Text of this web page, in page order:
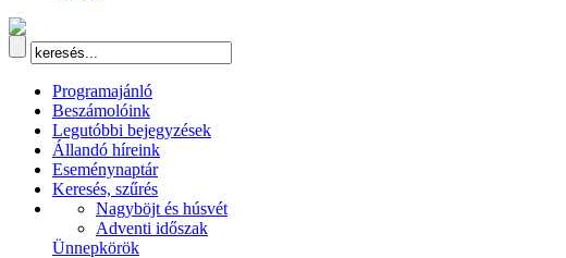
Programajánló
Beszámolóink
Legutóbbi bejegyzések
Állandó híreink
Eseménynaptár
Keresés, szűrés
Nagyböjt és húsvét
Adventi időszak
Ünnepkörök